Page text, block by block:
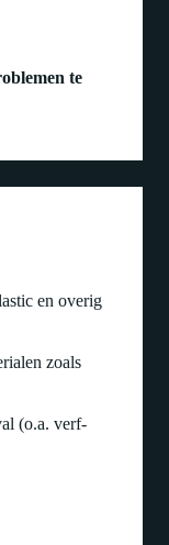
te
en overig
zoals
(o.a. verf-